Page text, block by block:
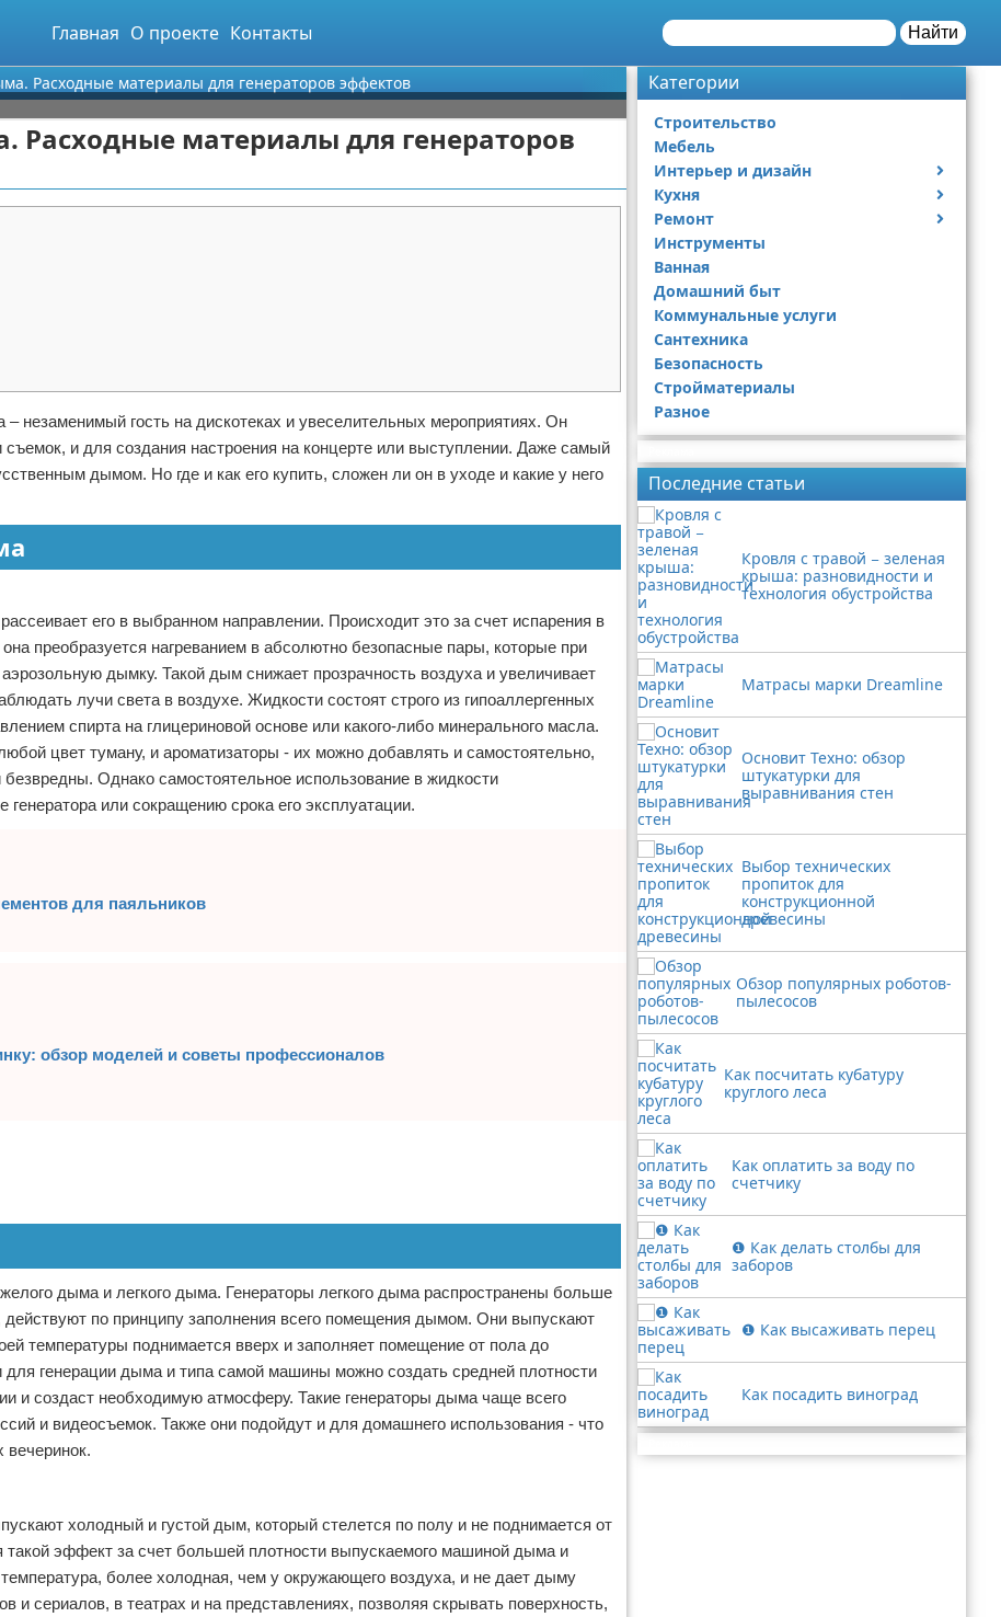
Главная О проекте Контакты Найти
Расходные материалы для генераторов эффектов
Расходные материалы для генераторов
незаменимый гость на дискотеках и увеселительных мероприятиях. Он
и для создания настроения на концерте или выступлении. Даже самый
дымом. Но где и как его купить, сложен ли он в уходе и какие у него
его в выбранном направлении. Происходит это за счет испарения в
преобразуется нагреванием в абсолютно безопасные пары, которые при
дымку. Такой дым снижает прозрачность воздуха и увеличивает
лучи света в воздухе. Жидкости состоят строго из гипоаллергенных
спирта на глицериновой основе или какого-либо минерального масла.
цвет туману, и ароматизаторы - их можно добавлять и самостоятельно,
Однако самостоятельное использование в жидкости
или сокращению срока его эксплуатации.
для паяльников
обзор моделей и советы профессионалов
дыма и легкого дыма. Генераторы легкого дыма распространены больше
действуют по принципу заполнения всего помещения дымом. Они выпускают
температуры поднимается вверх и заполняет помещение от пола до
для генерации дыма и типа самой машины можно создать средней плотности
и создаст необходимую атмосферу. Такие генераторы дыма чаще всего
и видеосъемок. Также они подойдут и для домашнего использования - что
вечеринок.
холодный и густой дым, который стелется по полу и не поднимается от
такой эффект за счет большей плотности выпускаемого машиной дыма и
более холодная, чем у окружающего воздуха, и не дает дыму
сериалов, в театрах и на представлениях, позволяя скрывать поверхность,
Категории
Строительство
Мебель
Интерьер и дизайн
Дизайн дачи
Дизайн квартиры
Кухня
Посуда
Ремонт
Ремонт дачи
Ремонт квартиры
Инструменты
Ванная
Домашний быт
Коммунальные услуги
Сантехника
Безопасность
Стройматериалы
Разное
Последние статьи
Кровля с травой − зеленая
крыша: разновидности и
технология обустройства
Матрасы марки Dreamline
Основит Техно: обзор
штукатурки для
выравнивания стен
Выбор технических
пропиток для
конструкционной
древесины
Обзор популярных роботов-
пылесосов
Как посчитать кубатуру
круглого леса
Как оплатить за воду по
счетчику
❶ Как делать столбы для
заборов
❶ Как высаживать перец
Как посадить виноград